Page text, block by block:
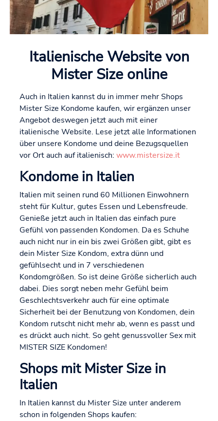
Italienische Website von
Mister Size online
Auch in Italien kannst du in immer mehr Shops
Mister Size Kondome kaufen, wir ergänzen unser
Angebot deswegen jetzt auch mit einer
italienische Website. Lese jetzt alle Informationen
über unsere Kondome und deine Bezugsquellen
vor Ort auch auf italienisch: www.mistersize.it
Kondome in Italien
Italien mit seinen rund 60 Millionen Einwohnern
steht für Kultur, gutes Essen und Lebensfreude.
Genieße jetzt auch in Italien das einfach pure
Gefühl von passenden Kondomen. Da es Schuhe
auch nicht nur in ein bis zwei Größen gibt, gibt es
dein Mister Size Kondom, extra dünn und
gefühlsecht und in 7 verschiedenen
Kondomgrößen. So ist deine Größe sicherlich auch
dabei. Dies sorgt neben mehr Gefühl beim
Geschlechtsverkehr auch für eine optimale
Sicherheit bei der Benutzung von Kondomen, dein
Kondom rutscht nicht mehr ab, wenn es passt und
es drückt auch nicht. So geht genussvoller Sex mit
MISTER SIZE Kondomen!
Shops mit Mister Size in
Italien
In Italien kannst du Mister Size unter anderem
schon in folgenden Shops kaufen: